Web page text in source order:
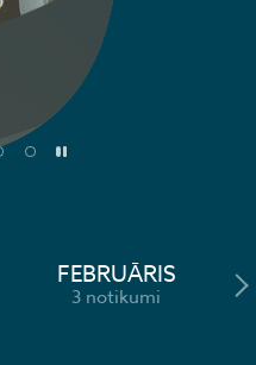
Pause
FEBRUĀRIS
3 notikumi